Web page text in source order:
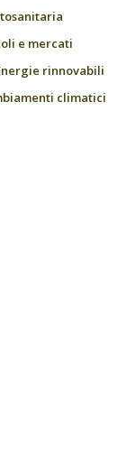
e mercati
rinnovabili
climatici